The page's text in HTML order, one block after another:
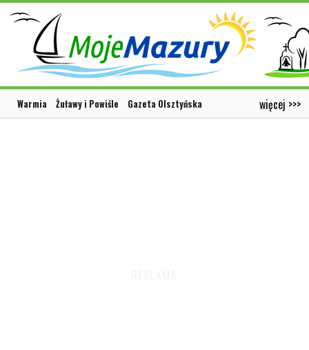
Warmia Żuławy i Powiśle Gazeta Olsztyńska więcej >>>